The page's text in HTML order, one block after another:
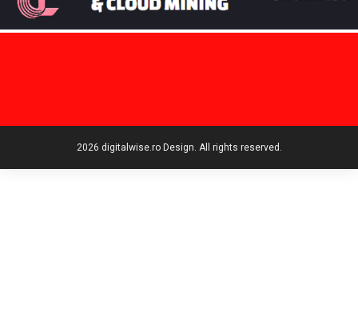
2026 digitalwise.ro Design. All rights reserved.